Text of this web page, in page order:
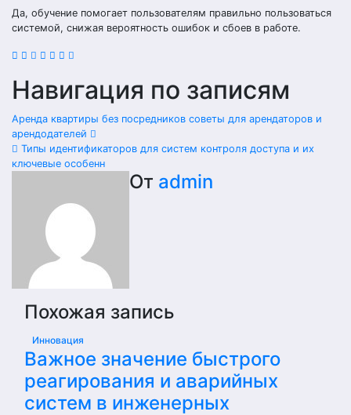
Да, обучение помогает пользователям правильно пользоваться
системой, снижая вероятность ошибок и сбоев в работе.
Навигация по записям
Аренда квартиры без посредников советы для арендаторов и
арендодателей
Типы идентификаторов для систем контроля доступа и их
ключевые особенн
От admin
Похожая запись
Инновация
Важное значение быстрого
реагирования и аварийных
систем в инженерных